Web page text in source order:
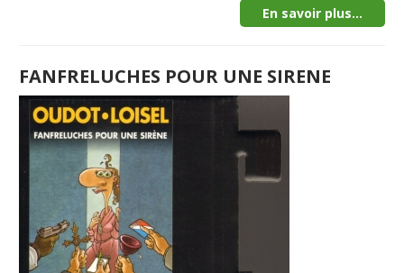
En savoir plus...
FANFRELUCHES POUR UNE SIRENE